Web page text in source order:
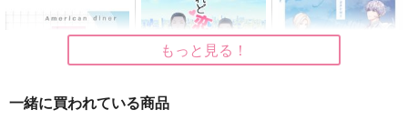
もっと見る！
一緒に買われている商品